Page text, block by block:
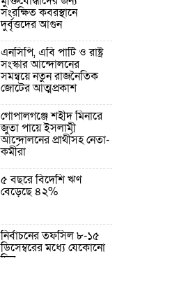
সংরক্ষিত কবরস্থানে
দুর্বৃত্তদের আগুন
এনসিপি, এবি পার্টি ও রাষ্ট্র
সংস্কার আন্দোলনের
সমন্বয়ে নতুন রাজনৈতিক
জোটের আত্মপ্রকাশ
গোপালগঞ্জে শহীদ মিনারে
জুতা পায়ে ইসলামী
আন্দোলনের প্রার্থীসহ নেতা-
কর্মীরা
৫ বছরে বিদেশি ঋণ
বেড়েছে ৪২%
নির্বাচনের তফসিল ৮-১৫
ডিসেম্বরের মধ্যে যেকোনো
দিন